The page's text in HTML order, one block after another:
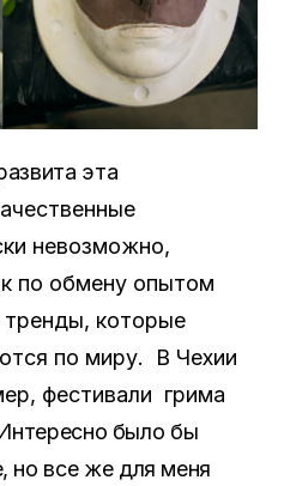
эта
невозможно,
по обмену опытом
тренды, которые
по миру. В Чехии
фестивали грима
было бы
но все же для меня